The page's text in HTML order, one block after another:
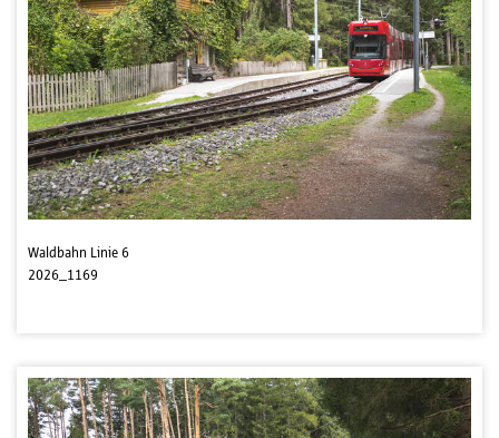
Waldbahn Linie 6
2026_1169